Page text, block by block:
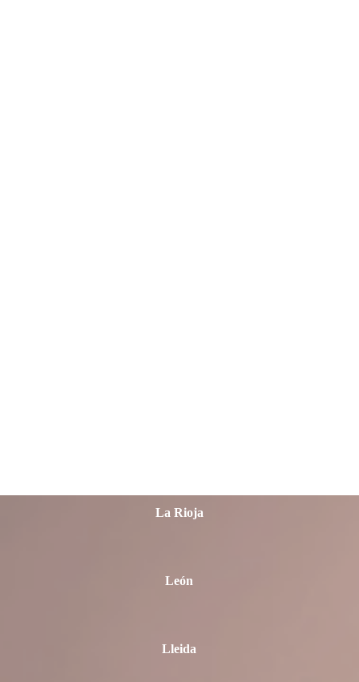
La Rioja
León
Lleida